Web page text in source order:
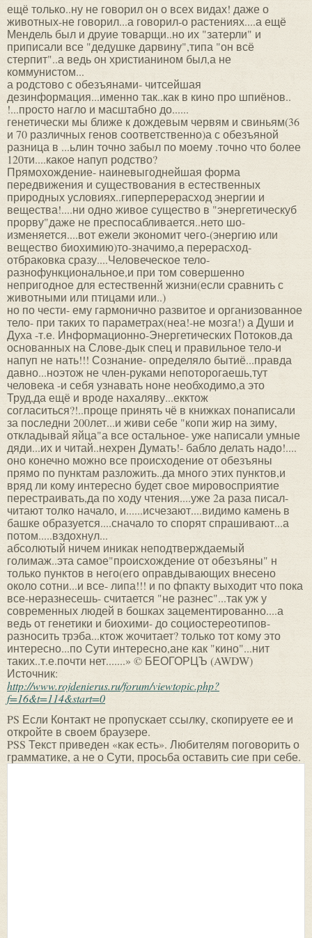
ещё только..ну не говорил он о всех видах! даже о
животных-не говорил...а говорил-о растениях....а ещё
Мендель был и друие товарщи..но их "затерли" и
приписали все "дедушке дарвину",типа "он всё
стерпит"..а ведь он христианином был,а не
коммунистом...
а родстово с обезъянами- читсейшая
дезинформация...именно так..как в кино про шпиёнов..
!...просто нагло и масштабно до......
генетически мы ближе к дождевым червям и свиньям(36
и 70 различных генов соответственно)а с обезъяной
разница в ...ьлин точно забыл по моему .точно что более
120ти....какое напуп родство?
Прямохождение- наиневыгоднейшая форма
передвижения и существования в естественных
природных условиях..гиперперерасход энергии и
вещества!....ни одно живое существо в "энергетическуб
прорву"даже не преспосабливается..нето шо-
изменяется....вот ежели экономит чего-(энергию или
вещество биохимию)то-значимо,а перерасход-
отбраковка сразу....Человеческое тело-
разнофункциональное,и при том совершенно
непригодное для естественнй жизни(если сравнить с
животными или птицами или..)
но по чести- ему гармонично развитое и организованное
тело- при таких то параметрах(неа!-не мозга!) а Души и
Духа -т.е. Информационно-Энергетических Потоков,да
основанных на Слове-дык спец и правильное тело-и
напуп не нать!!! Сознание- определяло бытиё...правда
давно...ноэтож не член-руками непоторогаешь,тут
человека -и себя узнавать ноне необходимо,а это
Труд,да ещё и вроде нахаляву...екктож
согласиться?!..проще принять чё в книжках понаписали
за последни 200лет...и живи себе "копи жир на зиму,
откладывай яйца"а все остальное- уже написали умные
дяди...их и читай..нехрен Думать!- бабло делать надо!....
оно конечно можно все происходение от обезъяны
прямо по пунктам разложить..да много этих пунктов,и
вряд ли кому интересно будет свое мировосприятие
перестраивать,да по ходу чтения....уже 2а раза писал-
читают толко начало, и......исчезают....видимо камень в
башке образуется....сначало то спорят спрашивают...а
потом.....вздохнул...
абсолютый ничем иникак неподтверждаемый
голимаж..эта самое"происхождение от обезъяны" н
только пунктов в него(его оправдывающих внесено
около сотни...и все- липа!!! и по фпакту выходит что пока
все-неразнесешь- считается "не разнес"...так уж у
современных людей в бошках зацементированно....а
ведь от генетики и биохими- до социостереотипов-
разносить трэба...ктож жочитает? только тот кому это
интересно...по Сути интересно,ане как "кино"...нит
таких..т.е.почти нет.......» © БЕОГОРЦЪ (AWDW)
Источник:
http://www.rojdenierus.ru/forum/viewtopic.php?
f=16&t=114&start=0
PS Если Контакт не пропускает ссылку, скопируете ее и
откройте в своем браузере.
PSS Текст приведен «как есть». Любителям поговорить о
грамматике, а не о Сути, просьба оставить сие при себе.